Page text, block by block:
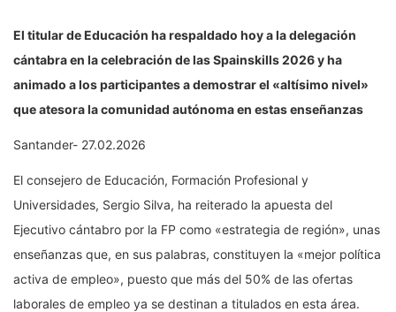
El titular de Educación ha respaldado hoy a la delegación
cántabra en la celebración de las Spainskills 2026 y ha
animado a los participantes a demostrar el «altísimo nivel»
que atesora la comunidad autónoma en estas enseñanzas
Santander- 27.02.2026
El consejero de Educación, Formación Profesional y
Universidades, Sergio Silva, ha reiterado la apuesta del
Ejecutivo cántabro por la FP como «estrategia de región», unas
enseñanzas que, en sus palabras, constituyen la «mejor política
activa de empleo», puesto que más del 50% de las ofertas
laborales de empleo ya se destinan a titulados en esta área.